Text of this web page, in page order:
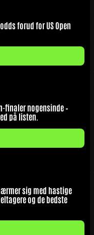
forud for US Open
finaler nogensinde –
på listen.
sig med hastige
og de bedste